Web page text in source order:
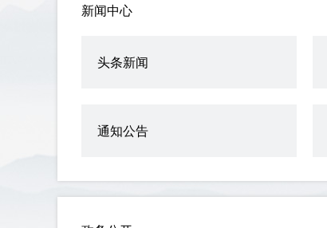
新闻中心
头条新闻
通知公告